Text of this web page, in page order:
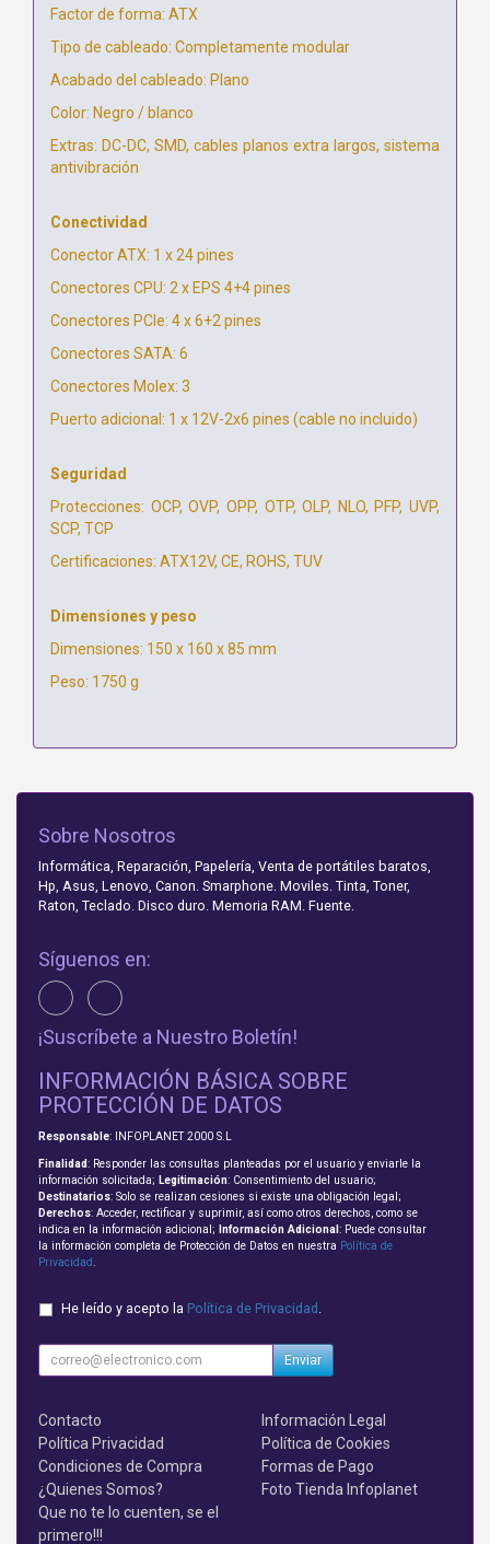
Factor de forma: ATX
Tipo de cableado: Completamente modular
Acabado del cableado: Plano
Color: Negro / blanco
Extras: DC-DC, SMD, cables planos extra largos, sistema
antivibración
Conectividad
Conector ATX: 1 x 24 pines
Conectores CPU: 2 x EPS 4+4 pines
Conectores PCIe: 4 x 6+2 pines
Conectores SATA: 6
Conectores Molex: 3
Puerto adicional: 1 x 12V-2x6 pines (cable no incluido)
Seguridad
Protecciones: OCP, OVP, OPP, OTP, OLP, NLO, PFP, UVP,
SCP, TCP
Certificaciones: ATX12V, CE, ROHS, TUV
Dimensiones y peso
Dimensiones: 150 x 160 x 85 mm
Peso: 1750 g
Sobre Nosotros
Informática, Reparación, Papelería, Venta de portátiles baratos,
Hp, Asus, Lenovo, Canon. Smarphone. Moviles. Tinta, Toner,
Raton, Teclado. Disco duro. Memoria RAM. Fuente.
Síguenos en:
¡Suscríbete a Nuestro Boletín!
INFORMACIÓN BÁSICA SOBRE
PROTECCIÓN DE DATOS
Responsable: INFOPLANET 2000 S.L
Finalidad: Responder las consultas planteadas por el usuario y enviarle la
información solicitada; Legitimación: Consentimiento del usuario;
Destinatarios: Solo se realizan cesiones si existe una obligación legal;
Derechos: Acceder, rectificar y suprimir, así como otros derechos, como se
indica en la información adicional;
Información Adicional : Puede consultar
la información completa de Protección de Datos en nuestra Política de
Privacidad
He leído y acepto la Política de Privacidad
Enviar
Contacto
Información Legal
Política Privacidad
Política de Cookies
Condiciones de Compra
Formas de Pago
¿Quienes Somos?
Foto Tienda Infoplanet
Que no te lo cuenten, se el
primero!!!